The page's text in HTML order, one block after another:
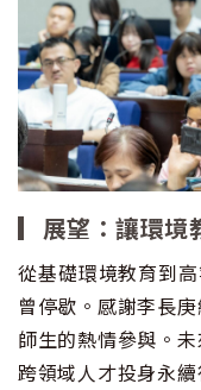
▎展望：讓環境
從基礎環境教育到
曾停歇。感謝李長
師生的熱情參與。
跨領域人才投身永